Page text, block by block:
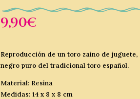
9,90€
Reproducción de un toro zaino de
negro puro del tradicional toro español.
Material: Resina
Medidas: 14 x 8 x 8 cm